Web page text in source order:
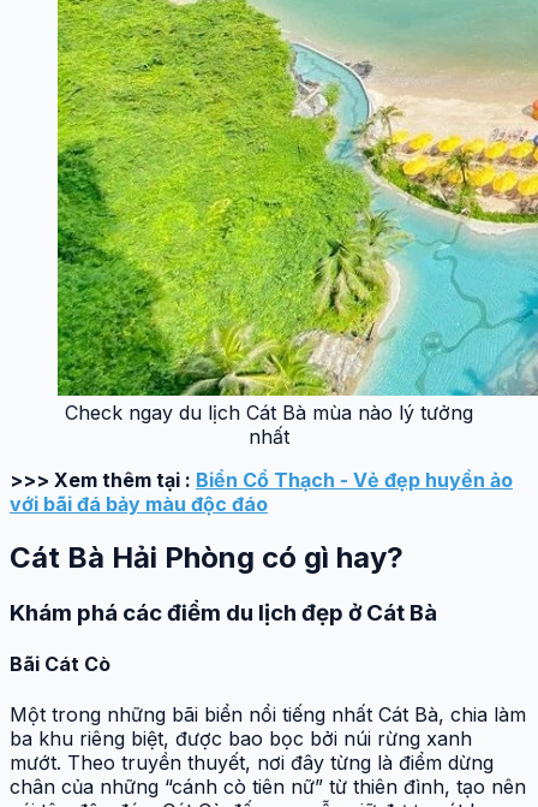
Check ngay du lịch Cát Bà mùa nào lý tưởng
nhất
>>> Xem thêm tại : Biển Cổ Thạch - Vẻ đẹp huyền ảo
với bãi đá bảy màu độc đáo
Cát Bà Hải Phòng có gì hay?
Khám phá các điểm du lịch đẹp ở Cát Bà
Bãi Cát Cò
Một trong những bãi biển nổi tiếng nhất Cát Bà, chia làm
ba khu riêng biệt, được bao bọc bởi núi rừng xanh
mướt. Theo truyền thuyết, nơi đây từng là điểm dừng
chân của những “cánh cò tiên nữ” từ thiên đình, tạo nên